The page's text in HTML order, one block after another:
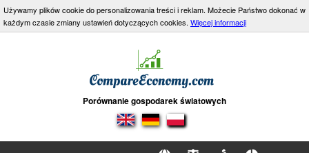
Używamy plików cookie do personalizowania treści i reklam. Możecie Państwo dokonać w
każdym czasie zmiany ustawień dotyczących cookies. Więcej informacji
Porównanie gospodarek światowych